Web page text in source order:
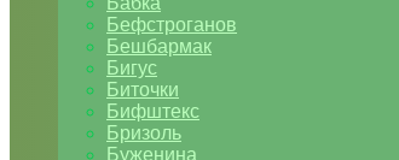
Бефстроганов
Бешбармак
Бигус
Биточки
Бифштекс
Бризоль
Буженина